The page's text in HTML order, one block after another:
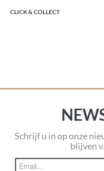
CLICK & COLLECT
Schrijf u in op onze
blijven